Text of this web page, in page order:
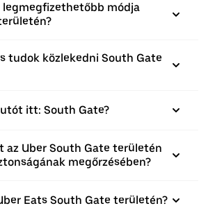
legmegfizethetőbb módja
tudok közlekedni South Gate
itt: South Gate?
az Uber South Gate területén
megőrzésében?
Eats South Gate területén?